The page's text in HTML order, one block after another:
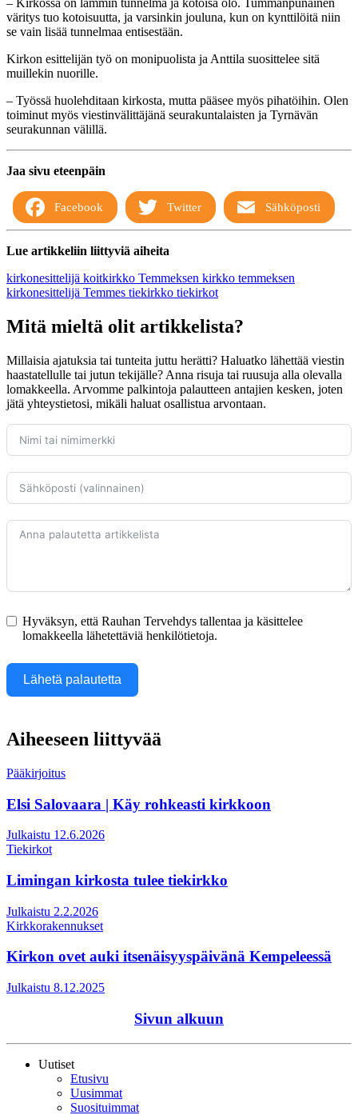
– Kirkossa on lämmin tunnelma ja kotoisa olo. Tummanpunainen
väritys tuo kotoisuutta, ja varsinkin jouluna, kun on kynttilöitä niin
se vain lisää tunnelmaa entisestään.
Kirkon esittelijän työ on monipuolista ja Anttila suosittelee sitä
muillekin nuorille.
– Työssä huolehditaan kirkosta, mutta pääsee myös pihatöihin. Olen
toiminut myös viestinvälittäjänä seurakuntalaisten ja Tyrnävän
seurakunnan välillä.
Jaa sivu eteenpäin
Facebook Twitter Sähköposti
Lue artikkeliin liittyviä aiheita
kirkonesittelijä koitkirkko Temmeksen kirkko temmeksen
kirkonesittelijä Temmes tiekirkko tiekirkot
Mitä mieltä olit artikkelista?
Millaisia ajatuksia tai tunteita juttu herätti? Haluatko lähettää viestin
haastatellulle tai jutun tekijälle? Anna risuja tai ruusuja alla olevalla
lomakkeella. Arvomme palkintoja palautteen antajien kesken, joten
jätä yhteystietosi, mikäli haluat osallistua arvontaan.
Hyväksyn, että Rauhan Tervehdys tallentaa ja käsittelee
lomakkeella lähetettäviä henkilötietoja.
Lähetä palautetta
Aiheeseen liittyvää
Pääkirjoitus
Elsi Salovaara | Käy rohkeasti kirkkoon
Julkaistu 12.6.2026
Tiekirkot
Limingan kirkosta tulee tiekirkko
Julkaistu 2.2.2026
Kirkkorakennukset
Kirkon ovet auki itsenäisyyspäivänä Kempeleessä
Julkaistu 8.12.2025
Sivun alkuun
Uutiset
Etusivu
Uusimmat
Suosituimmat